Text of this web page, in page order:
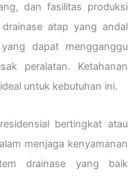
dan fasilitas produksi
atap yang andal
dapat mengganggu
peralatan. Ketahanan
untuk kebutuhan ini.
bertingkat atau
menjaga kenyamanan
drainase yang baik